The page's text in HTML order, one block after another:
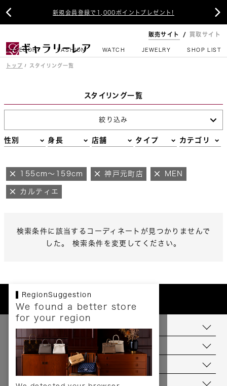
新規会員登録で1,000ポイントプレゼント!
 
販売サイト 買取サイト
CATEGORY FASHION WATCH JEWELRY SHOP LIST
トップ スタイリング一覧
スタイリング一覧
絞り込み
性別 身長 店舗 タイプ カテゴリ
155cm～159cm 神戸元町店 MEN
カルティエ
検索条件に該当するコーディネートが見つかりませんで
した。 検索条件を変更してください。
RegionSuggestion
We found a better store
for your region
お支払いについて
配送について
送料について
返品について